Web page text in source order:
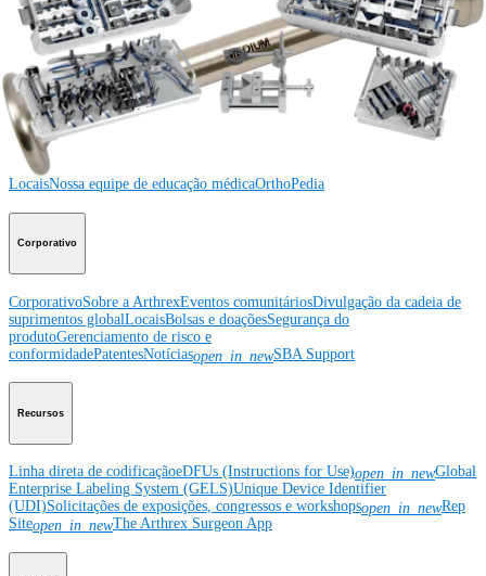
OmbroJoelhoCotoveloMão e punho
tornozeloQuadrilOrtobiológicos Cirurgia cardiotorácicaColuna
vertebralImagem e ressecção
Educação médica
Educação médica
LocaisNossa equipe de educação médicaOrthoPedia
Corporativo
CorporativoSobre a ArthrexEventos comunitáriosDivulgação da cadeia de
suprimentos globalLocaisBolsas e doaçõesSegurança do
produtoGerenciamento de risco e
conformidadePatentesNotíciasopen_in_newSBA Support
Recursos
Linha direta de codificaçãoeDFUs (Instructions for Use)open_in_newGlobal
Enterprise Labeling System (GELS)Unique Device Identifier
(UDI)Solicitações de exposições, congressos e workshopsopen_in_newRep
Siteopen_in_newThe Arthrex Surgeon App